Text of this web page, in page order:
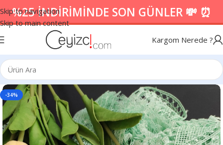
Skip to navigation
Skip to main content
%25 İNDİRİMİNDE SON GÜNLER 💸 ⏰
Kargom Nerede ?
-34%